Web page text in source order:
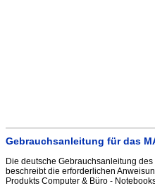
Gebrauchsanleitung für das
Die deutsche Gebrauchsanleitung
beschreibt die erforderlichen
Produkts Computer & Büro -